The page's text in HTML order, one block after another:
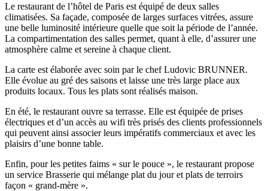
Le restaurant de l’hôtel de Paris est équipé de deux salles
climatisées. Sa façade, composée de larges surfaces vitrées, assure
une belle luminosité intérieure quelle que soit la période de l’année.
La compartimentation des salles permet, quant à elle, d’assurer une
atmosphère calme et sereine à chaque client.
La carte est élaborée avec soin par le chef Ludovic BRUNNER.
Elle évolue au gré des saisons et laisse une très large place aux
produits locaux. Tous les plats sont réalisés maison.
En été, le restaurant ouvre sa terrasse. Elle est équipée de prises
électriques et d’un accès au wifi très prisés des clients professionnels
qui peuvent ainsi associer leurs impératifs commerciaux et avec les
plaisirs d’une bonne table.
Enfin, pour les petites faims « sur le pouce », le restaurant propose
un service Brasserie qui mélange plat du jour et plats de terroirs
façon « grand-mère ».